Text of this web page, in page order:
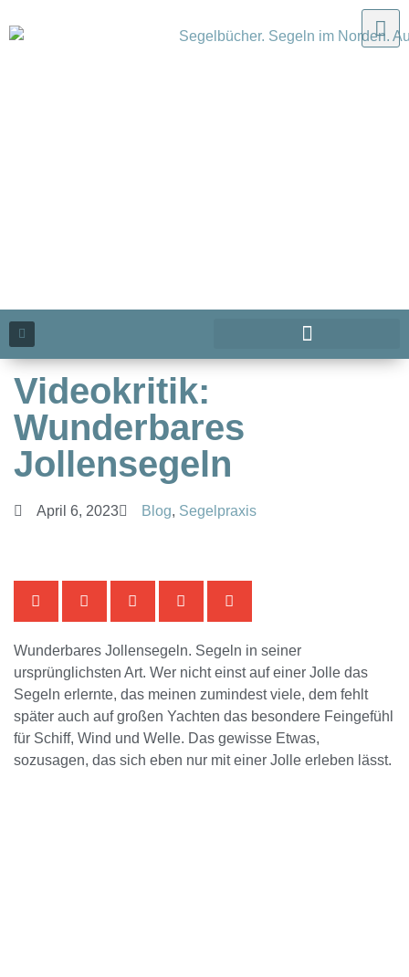
Videokritik:
Wunderbares
Jollensegeln
April 6, 2023 Blog, Segelpraxis
Wunderbares Jollensegeln. Segeln in seiner
ursprünglichsten Art. Wer nicht einst auf einer Jolle das
Segeln erlernte, das meinen zumindest viele, dem fehlt
später auch auf großen Yachten das besondere Feingefühl
für Schiff, Wind und Welle. Das gewisse Etwas,
sozusagen, das sich eben nur mit einer Jolle erleben lässt.